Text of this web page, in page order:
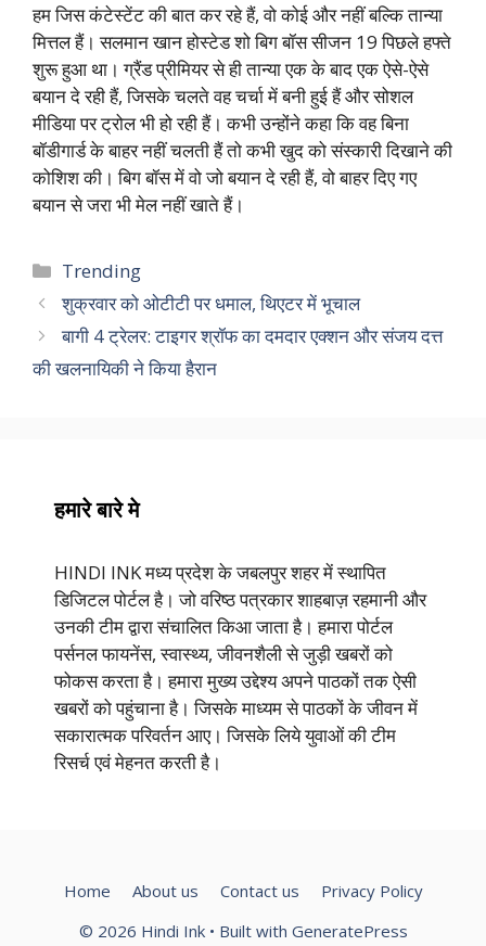
हम जिस कंटेस्टेंट की बात कर रहे हैं, वो कोई और नहीं बल्कि तान्या
मित्तल हैं। सलमान खान होस्टेड शो बिग बॉस सीजन 19 पिछले हफ्ते
शुरू हुआ था। ग्रैंड प्रीमियर से ही तान्या एक के बाद एक ऐसे-ऐसे
बयान दे रही हैं, जिसके चलते वह चर्चा में बनी हुई हैं और सोशल
मीडिया पर ट्रोल भी हो रही हैं। कभी उन्होंने कहा कि वह बिना
बॉडीगार्ड के बाहर नहीं चलती हैं तो कभी खुद को संस्कारी दिखाने की
कोशिश की। बिग बॉस में वो जो बयान दे रही हैं, वो बाहर दिए गए
बयान से जरा भी मेल नहीं खाते हैं।
Categories
Trending
शुक्रवार को ओटीटी पर धमाल, थिएटर में भूचाल
बागी 4 ट्रेलर: टाइगर श्रॉफ का दमदार एक्शन और संजय दत्त
की खलनायिकी ने किया हैरान
हमारे बारे मे
HINDI INK मध्य प्रदेश के जबलपुर शहर में स्थापित
डिजिटल पोर्टल है। जो वरिष्ठ पत्रकार शाहबाज़ रहमानी और
उनकी टीम द्वारा संचालित किआ जाता है। हमारा पोर्टल
पर्सनल फायनेंस, स्वास्थ्य, जीवनशैली से जुड़ी खबरों को
फोकस करता है। हमारा मुख्य उद्देश्य अपने पाठकों तक ऐसी
खबरों को पहुंचाना है। जिसके माध्यम से पाठकों के जीवन में
सकारात्मक परिवर्तन आए। जिसके लिये युवाओं की टीम
रिसर्च एवं मेहनत करती है।
Home About us Contact us
Privacy Policy
© 2026 Hindi Ink• Built with GeneratePress